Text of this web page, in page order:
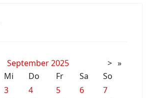
September 2025 > »
Mi Do Fr Sa
So
3 4 5 6
7